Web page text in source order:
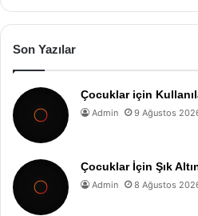
Son Yazılar
Çocuklar için
Admin 9 Ağustos
Çocuklar İçin Şık
Admin 8 Ağustos